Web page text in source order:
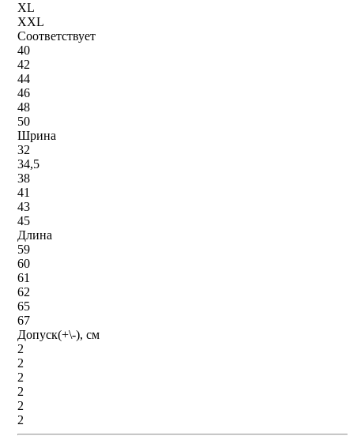
XL
XXL
Соответствует
40
42
44
46
48
50
Шрина
32
34,5
38
41
43
45
Длина
59
60
61
62
65
67
Допуск(+\-), см
2
2
2
2
2
2